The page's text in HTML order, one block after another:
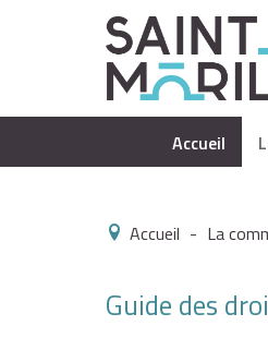
Accueil
Accueil - La
Guide des